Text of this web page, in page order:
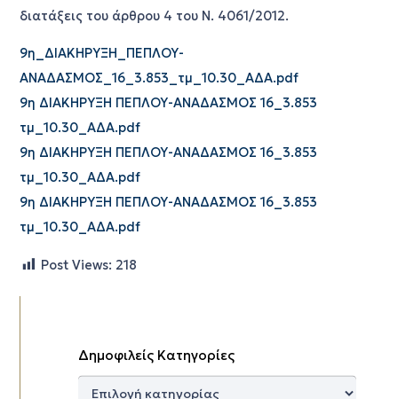
διατάξεις του άρθρου 4 του Ν. 4061/2012.
9η_ΔΙΑΚΗΡΥΞΗ_ΠΕΠΛΟΥ-
ΑΝΑΔΑΣΜΟΣ_16_3.853_τμ_10.30_ΑΔΑ.pdf
9η ΔΙΑΚΗΡΥΞΗ ΠΕΠΛΟΥ-ΑΝΑΔΑΣΜΟΣ 16_3.853
τμ_10.30_ΑΔΑ.pdf
9η ΔΙΑΚΗΡΥΞΗ ΠΕΠΛΟΥ-ΑΝΑΔΑΣΜΟΣ 16_3.853
τμ_10.30_ΑΔΑ.pdf
9η ΔΙΑΚΗΡΥΞΗ ΠΕΠΛΟΥ-ΑΝΑΔΑΣΜΟΣ 16_3.853
τμ_10.30_ΑΔΑ.pdf
Post Views: 218
Δημοφιλείς Κατηγορίες
Δημοφιλείς